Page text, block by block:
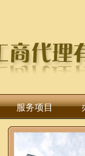
服务项目